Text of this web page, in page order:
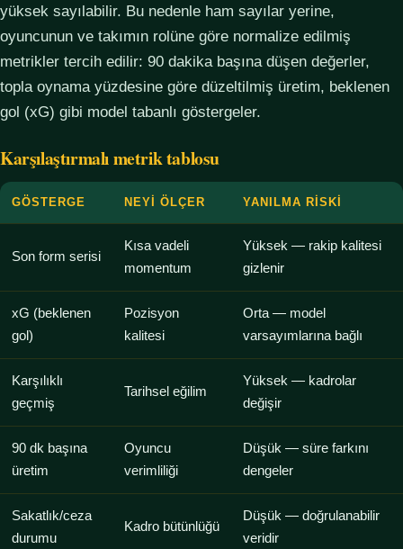
yüksek sayılabilir. Bu nedenle ham sayılar yerine,
oyuncunun ve takımın rolüne göre normalize edilmiş
metrikler tercih edilir: 90 dakika başına düşen değerler,
topla oynama yüzdesine göre düzeltilmiş üretim, beklenen
gol (xG) gibi model tabanlı göstergeler.
Karşılaştırmalı metrik tablosu
GÖSTERGE NEYI ÖLÇER YANILMA RISKI
Son form serisi
Kısa vadeli
momentum
Yüksek — rakip kalitesi
gizlenir
xG (beklenen
gol)
Pozisyon
kalitesi
Orta — model
varsayımlarına bağlı
Karşılıklı
geçmiş
Tarihsel eğilim
Yüksek — kadrolar
değişir
90 dk başına
üretim
Oyuncu
verimliliği
Düşük — süre farkını
dengeler
Sakatlık/ceza
durumu
Kadro bütünlüğü
Düşük — doğrulanabilir
veridir